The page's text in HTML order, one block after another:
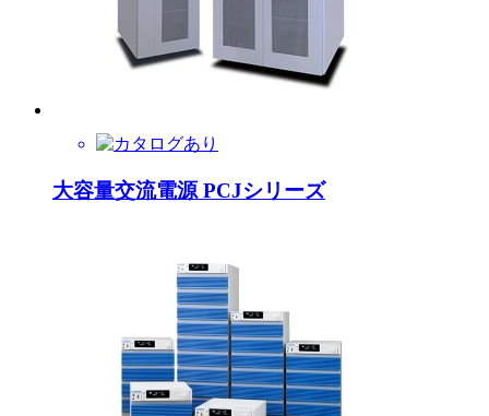
大容量交流電源 PCJシリーズ